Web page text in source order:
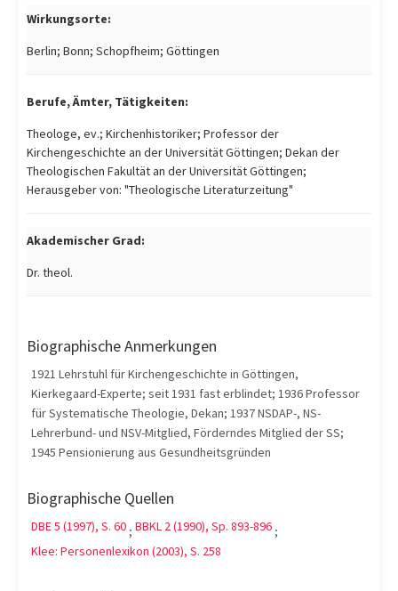
Wirkungsorte:
Berlin; Bonn; Schopfheim; Göttingen
Berufe, Ämter, Tätigkeiten:
Theologe, ev.; Kirchenhistoriker; Professor der
Kirchengeschichte an der Universität Göttingen; Dekan der
Theologischen Fakultät an der Universität Göttingen;
Herausgeber von: "Theologische Literaturzeitung"
Akademischer Grad:
Dr. theol.
Biographische Anmerkungen
1921 Lehrstuhl für Kirchengeschichte in Göttingen,
Kierkegaard-Experte; seit 1931 fast erblindet; 1936 Professor
für Systematische Theologie, Dekan; 1937 NSDAP-, NS-
Lehrerbund- und NSV-Mitglied, Förderndes Mitglied der SS;
1945 Pensionierung aus Gesundheitsgründen
Biographische Quellen
DBE 5 (1997), S. 60 ; BBKL 2 (1990), Sp. 893-896 ;
Klee: Personenlexikon (2003), S. 258